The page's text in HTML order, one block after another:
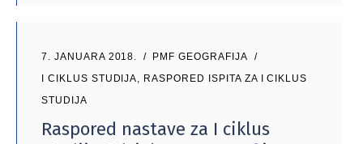
7. JANUARA 2018.
PMF GEOGRAFIJA
I CIKLUS STUDIJA, RASPORED ISPITA ZA I CIKLUS
STUDIJA
Raspored nastave za I ciklus